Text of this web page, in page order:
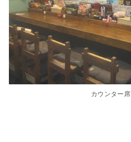
カウンター席